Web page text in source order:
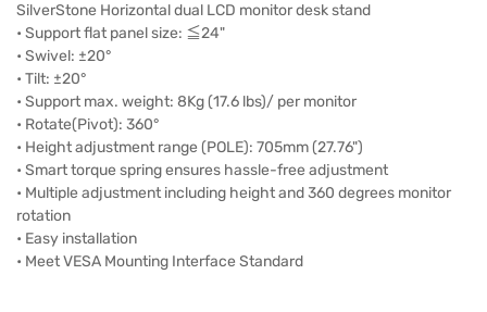
SilverStone Horizontal dual LCD monitor desk stand
• Support flat panel size: ≦24"
• Swivel: ±20°
• Tilt: ±20°
• Support max. weight: 8Kg (17.6 lbs)/ per monitor
• Rotate(Pivot): 360°
• Height adjustment range (POLE): 705mm (27.76")
• Smart torque spring ensures hassle-free adjustment
• Multiple adjustment including height and 360 degrees monitor
rotation
• Easy installation
• Meet VESA Mounting Interface Standard